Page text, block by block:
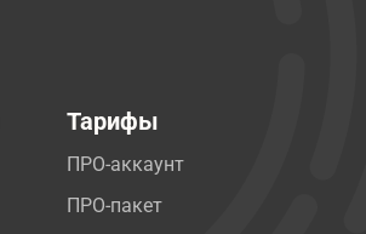
Тарифы
ПРО-аккаунт
ПРО-пакет